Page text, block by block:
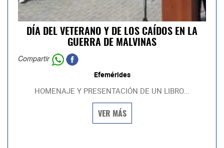
DÍA DEL VETERANO Y DE LOS CAÍDOS EN LA
GUERRA DE MALVINAS
Compartir
Efemérides
HOMENAJE Y PRESENTACIÓN DE UN LIBRO...
VER MÁS